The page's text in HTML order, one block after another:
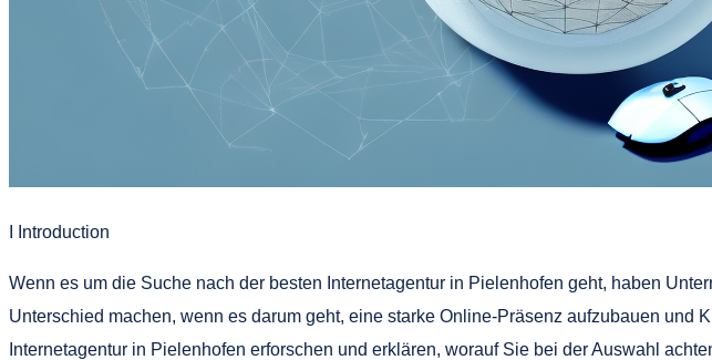
I Introduction
Wenn es um die Suche nach der besten Internetagentur in Pielenhofen geht, haben
Unterschied machen, wenn es darum geht, eine starke Online-Präsenz aufzubauen
Internetagentur in Pielenhofen erforschen und erklären, worauf Sie bei der Auswahl